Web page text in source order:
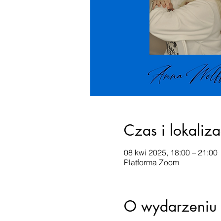
Czas i
08 kwi 2025, 18:00 – 21:00
Platforma Zoom
O wydarzeniu